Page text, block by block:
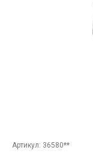
Артикул: 36580**